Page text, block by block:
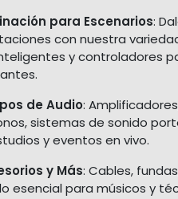
para Escenarios:
con nuestra variedad
y controladores
de Audio:
sistemas de sonido
y eventos en vivo.
y Más: Cables,
esencial para músicos y